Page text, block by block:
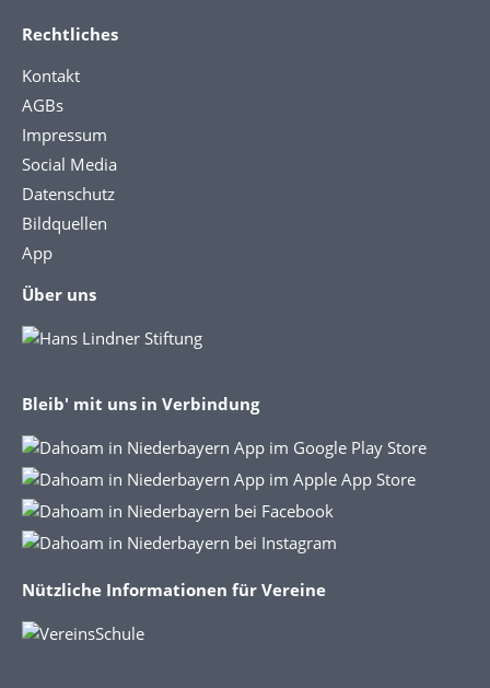
Rechtliches
Kontakt
AGBs
Impressum
Social Media
Datenschutz
Bildquellen
App
Über uns
Bleib' mit uns in Verbindung
Nützliche Informationen für Vereine